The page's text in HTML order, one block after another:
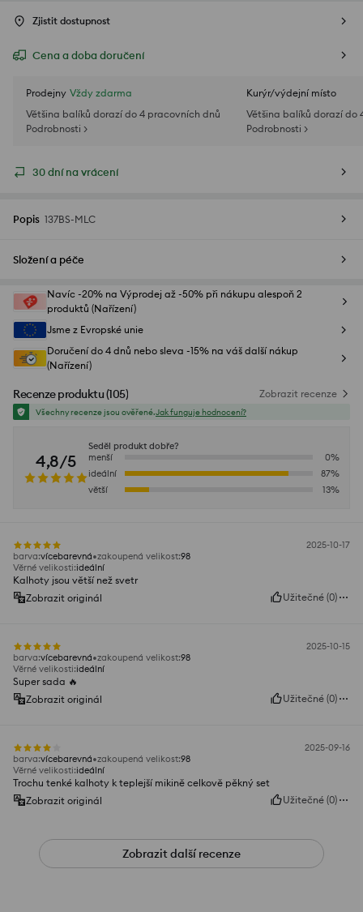
Zjistit dostupnost
Cena a doba doručení
Prodejny Vždy zdarma
Většina balíků dorazí do 4 pracovních dnů
Podrobnosti >
Kurýr/výdejní místo
Většina balíků dorazí do
Podrobnosti >
30 dní na vrácení
Popis 137BS-MLC
Složení a péče
Navíc -20% na Výprodej až -50% při nákupu alespoň 2
produktů (Nařízení)
Jsme z Evropské unie
Doručení do 4 dnů nebo sleva -15% na váš další nákup
(Nařízení)
Recenze produktu(105) Zobrazit recenze
Všechny recenze jsou ověřené.Jak funguje hodnocení?
4,8/5
Seděl produkt dobře?
menší
0%
ideální
87%
větší
13%
2025-10-17
barva:vícebarevná zakoupená velikost:98
Věrné velikosti:ideální
Kalhoty jsou větší než svetr
Zobrazit originál
Užitečné (0)
2025-10-15
barva:vícebarevná zakoupená velikost:98
Věrné velikosti:ideální
Super sada 🔥
Zobrazit originál
Užitečné (0)
2025-09-16
barva:vícebarevná zakoupená velikost:98
Věrné velikosti:ideální
Trochu tenké kalhoty k teplejší mikině celkově pěkný set
Zobrazit originál
Užitečné (0)
Zobrazit další recenze